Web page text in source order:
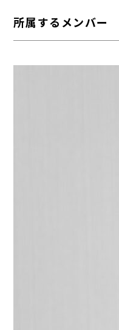
所属するメンバー